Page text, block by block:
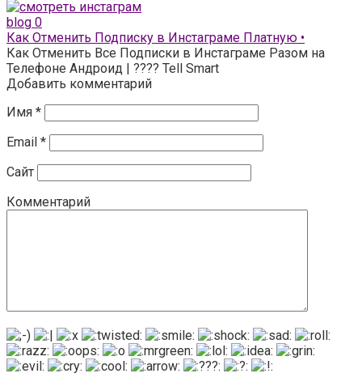
blog 0
Как Отменить Подписку в Инстаграме Платную •
Как Отменить Все Подписки в Инстаграме Разом на
Телефоне Андроид | ???? Tell Smart
Добавить комментарий
Имя *
Email *
Сайт
Комментарий